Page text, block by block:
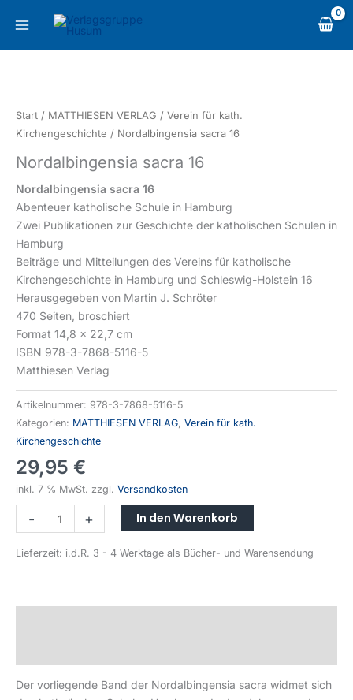
Inhalt
Start / MATTHIESEN VERLAG / Verein für kath.
Kirchengeschichte / Nordalbingensia sacra 16
Nordalbingensia sacra 16
Nordalbingensia sacra 16
Abenteuer katholische Schule in Hamburg
Zwei Publikationen zur Geschichte der katholischen Schulen in
Hamburg
Beiträge und Mitteilungen des Vereins für katholische
Kirchengeschichte in Hamburg und Schleswig-Holstein 16
Herausgegeben von Martin J. Schröter
470 Seiten, broschiert
Format 14,8 x 22,7 cm
ISBN 978-3-7868-5116-5
Matthiesen Verlag
Artikelnummer: 978-3-7868-5116-5
Kategorien: MATTHIESEN VERLAG, Verein für kath.
Kirchengeschichte
29,95 €
inkl. 7 % MwSt. zzgl. Versandkosten
-
16
Menge
+ In den Warenkorb
Lieferzeit: i.d.R. 3 - 4 Werktage als Bücher- und Warensendung
Der vorliegende Band der Nordalbingensia sacra widmet sich